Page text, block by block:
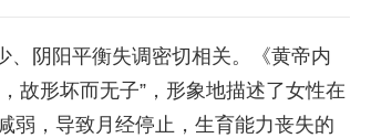
、阴阳平衡失调密切相关。《黄帝内
故形坏而无子”，形象地描述了女性在
弱，导致月经停止，生育能力丧失的